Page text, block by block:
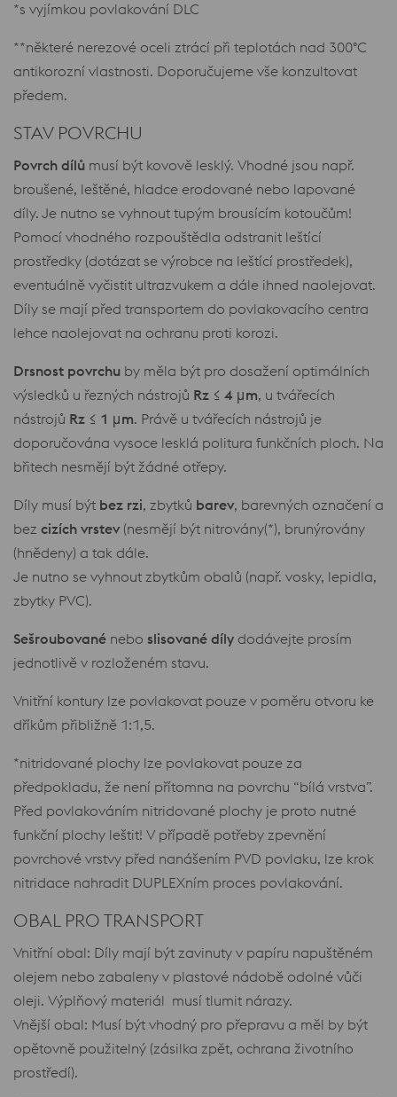
*s vyjímkou povlakování DLC
**některé nerezové oceli ztrácí při teplotách nad 300°C
antikorozní vlastnosti. Doporučujeme vše konzultovat
předem.
STAV POVRCHU
Povrch dílů musí být kovově lesklý. Vhodné jsou např.
broušené, leštěné, hladce erodované nebo lapované
díly. Je nutno se vyhnout tupým brousícím kotoučům!
Pomocí vhodného rozpouštědla odstranit leštící
prostředky (dotázat se výrobce na leštící prostředek),
eventuálně vyčistit ultrazvukem a dále ihned naolejovat.
Díly se mají před transportem do povlakovacího centra
lehce naolejovat na ochranu proti korozi.
Drsnost povrchu by měla být pro dosažení optimálních
výsledků u řezných nástrojů Rz ≤ 4 μm, u tvářecích
nástrojů Rz ≤ 1 μm. Právě u tvářecích nástrojů je
doporučována vysoce lesklá politura funkčních ploch. Na
břitech nesmějí být žádné otřepy.
Díly musí být bez rzi, zbytků barev, barevných označení a
bez cizích vrstev (nesmějí být nitrovány(*), brunýrovány
(hnědeny) a tak dále.
Je nutno se vyhnout zbytkům obalů (např. vosky, lepidla,
zbytky PVC).
Sešroubované nebo slisované díly dodávejte prosím
jednotlivě v rozloženém stavu.
Vnitřní kontury lze povlakovat pouze v poměru otvoru ke
dříkům přibližně 1:1,5.
*nitridované plochy lze povlakovat pouze za
předpokladu, že není přítomna na povrchu “bílá vrstva”.
Před povlakováním nitridované plochy je proto nutné
funkční plochy leštit! V případě potřeby zpevnění
povrchové vrstvy před nanášením PVD povlaku, lze krok
nitridace nahradit DUPLEXním proces povlakování.
OBAL PRO TRANSPORT
Vnitřní obal: Díly mají být zavinuty v papíru napuštěném
olejem nebo zabaleny v plastové nádobě odolné vůči
oleji. Výplňový materiál musí tlumit nárazy.
Vnější obal: Musí být vhodný pro přepravu a měl by být
opětovně použitelný (zásilka zpět, ochrana životního
prostředí).